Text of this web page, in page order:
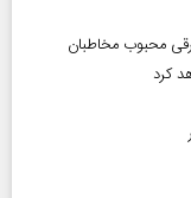
محبوب مخاطبان
کرد